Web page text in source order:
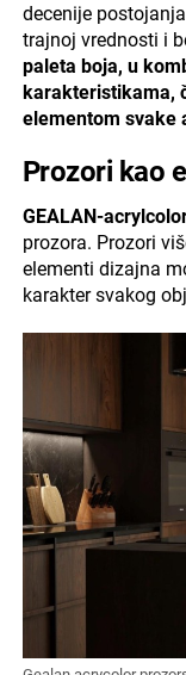
decenije
trajnoj vrednosti i
paleta boja, u
karakteristikama,
elementom svake
Prozori kao
GEALAN-
prozora. Prozori
elementi dizajna
karakter svakog